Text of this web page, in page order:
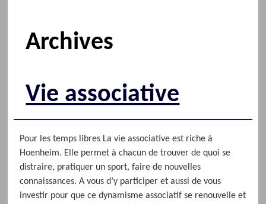
Archives
Vie associative
Pour les temps libres La vie associative est riche à
Hoenheim. Elle permet à chacun de trouver de quoi se
distraire, pratiquer un sport, faire de nouvelles
connaissances. A vous d’y participer et aussi de vous
investir pour que ce dynamisme associatif se renouvelle et